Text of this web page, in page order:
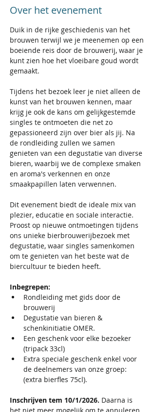
Over het evenement
Duik in de rijke geschiedenis van het
brouwen terwijl we je meenemen op een
boeiende reis door de brouwerij, waar je
kunt zien hoe het vloeibare goud wordt
gemaakt.
Tijdens het bezoek leer je niet alleen de
kunst van het brouwen kennen, maar
krijg je ook de kans om gelijkgestemde
singles te ontmoeten die net zo
gepassioneerd zijn over bier als jij. Na
de rondleiding zullen we samen
genieten van een degustatie van diverse
bieren, waarbij we de complexe smaken
en aroma's verkennen en onze
smaakpapillen laten verwennen.
Dit evenement biedt de ideale mix van
plezier, educatie en sociale interactie.
Proost op nieuwe ontmoetingen tijdens
ons unieke bierbrouwerijbezoek met
degustatie, waar singles samenkomen
om te genieten van het beste wat de
biercultuur te bieden heeft.
Inbegrepen:
Rondleiding met gids door de
brouwerij
Degustatie van bieren &
schenkinitiatie OMER.
Een geschenk voor elke bezoeker
(tripack 33cl)
Extra speciale geschenk enkel voor
de deelnemers van onze groep:
(extra bierfles 75cl).
Inschrijven tem 10/1/2026. Daarna is